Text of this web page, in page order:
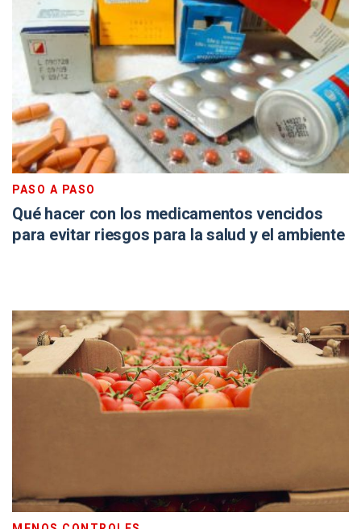
PASO A PASO
Qué hacer con los medicamentos vencidos
para evitar riesgos para la salud y el ambiente